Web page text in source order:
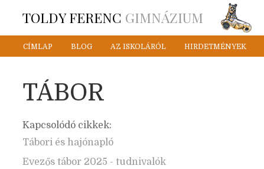
TOLDY FERENC GIMNÁZIUM
CÍMLAP BLOG AZ ISKOLÁRÓL HIRDETMÉNYEK
TÁBOR
Kapcsolódó cikkek:
Tábori és hajónapló
Evezős tábor 2025 - tudnivalók